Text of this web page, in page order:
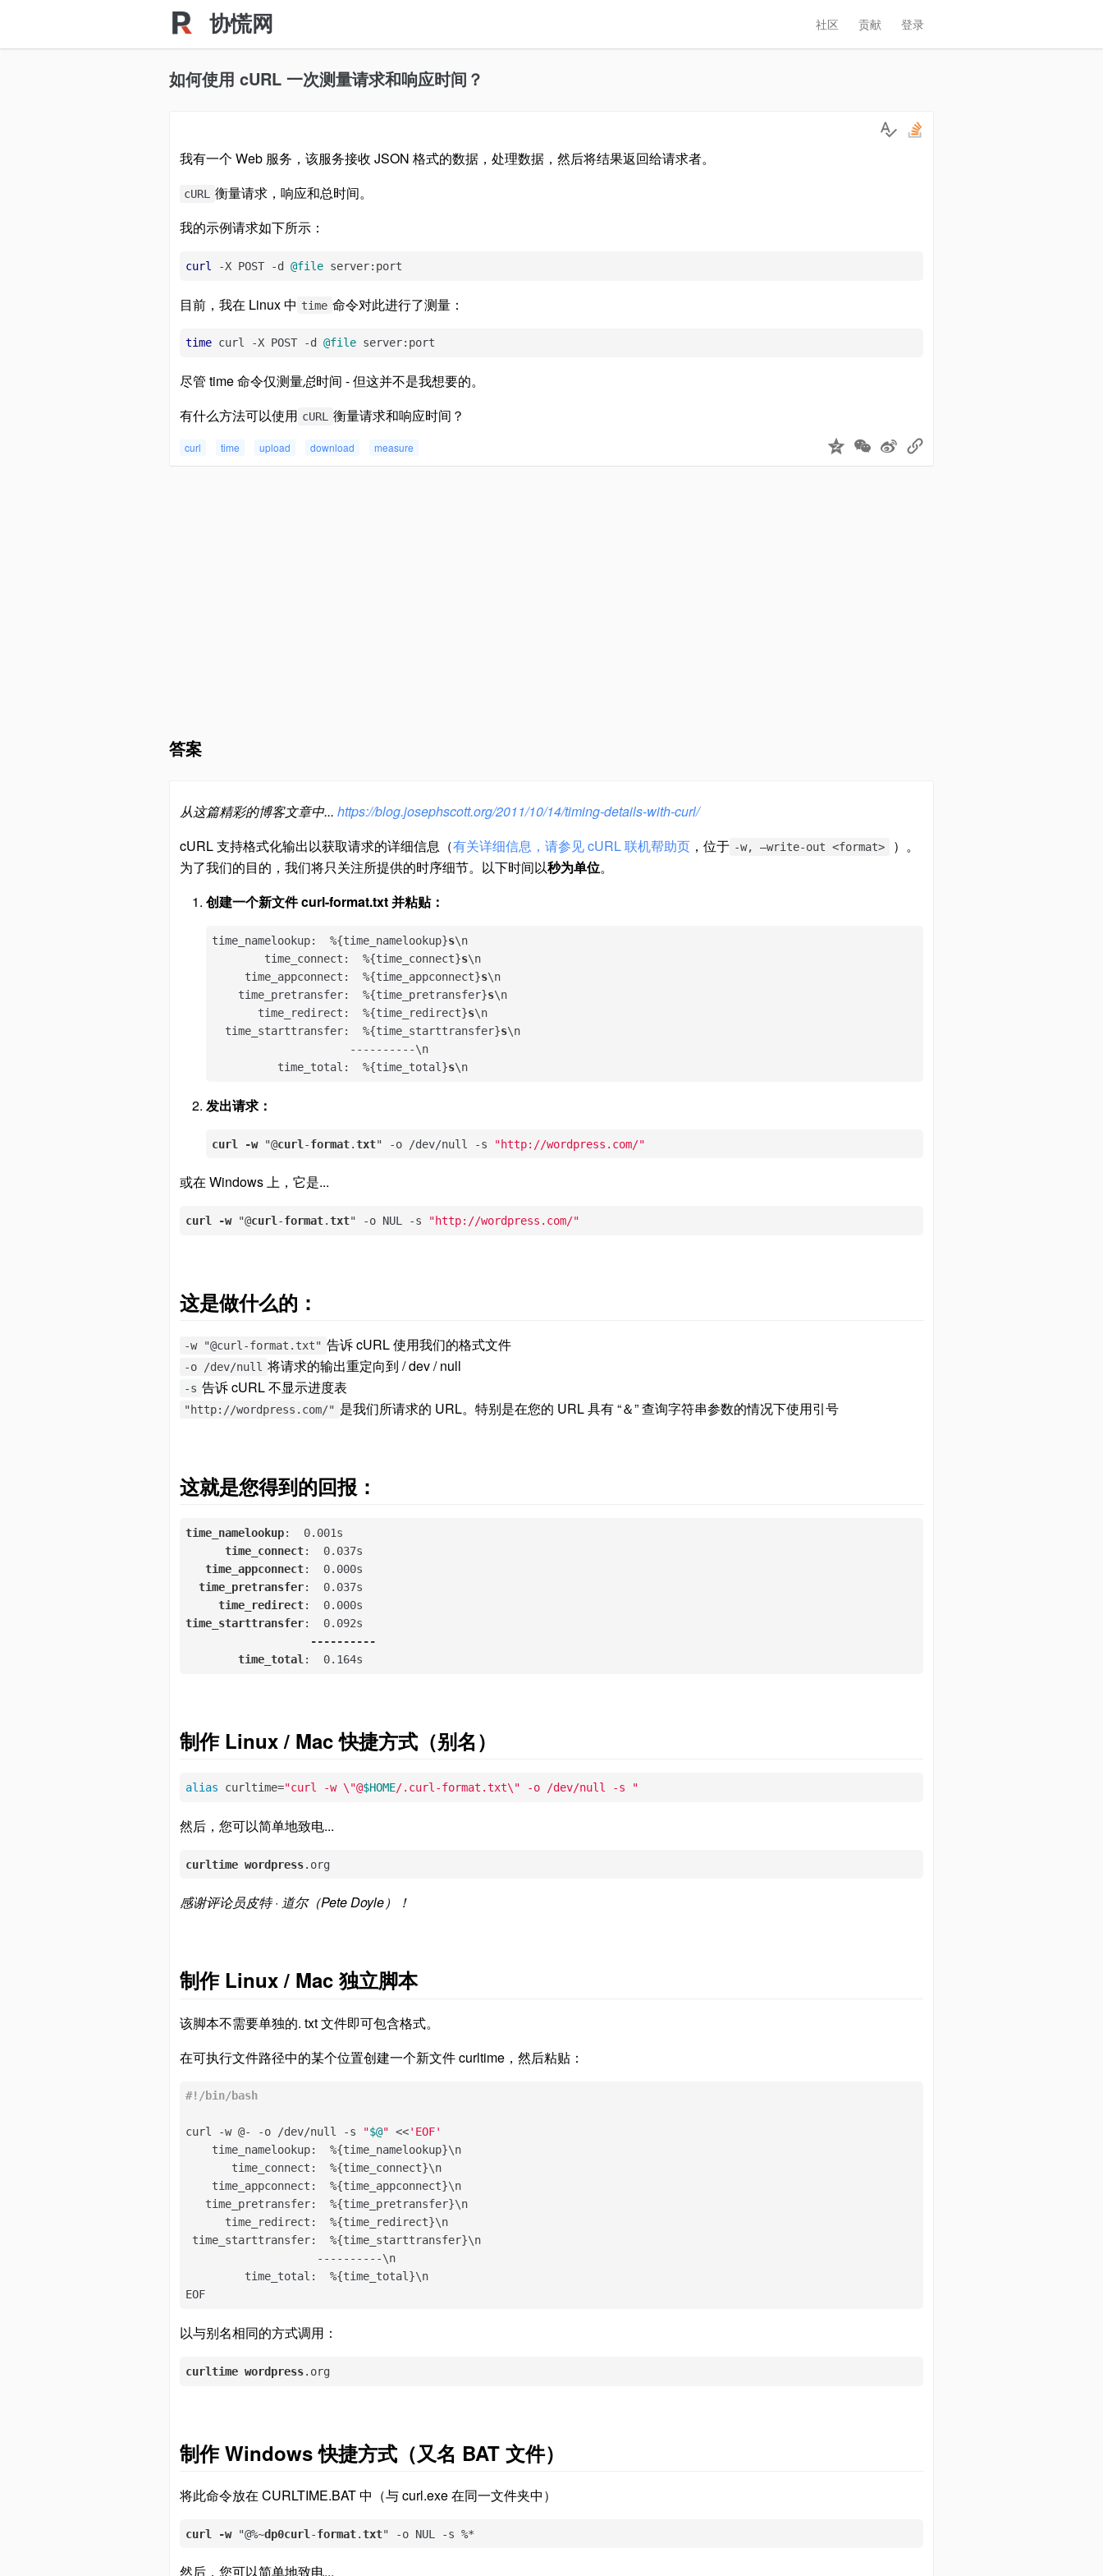
协慌网 登录
贡献
社区
如何使用 cURL 一次测量请求和响应时间？
我有一个 Web 服务，该服务接收 JSON 格式的数据，处理数据，然后将结果返回给请求者。
cURL
衡量请求，响应和总时间。
我的示例请求如下所示：
curl -X POST -d @file server:port
目前，我在 Linux 中 time 命令对此进行了测量：
time curl -X POST -d @file server:port
尽管 time 命令仅测量总时间 - 但这并不是我想要的。
有什么方法可以使用 cURL 衡量请求和响应时间？
curl time upload download measure
答案
从这篇精彩的博客文章中... https://blog.josephscott.org/2011/10/14/timing-details-with-curl/
cURL 支持格式化输出以获取请求的详细信息（有关详细信息，请参见 cURL 联机帮助页 ，位于 -w, –write-out <format>
）。
为了我们的目的，我们将只关注所提供的时序细节。以下时间以秒为单位。
创建一个新文件 curl-format.txt 并粘贴：
time_namelookup:  %{time_namelookup}s\n
        time_connect:  %{time_connect}
s\n
     time_appconnect:  %{time_appconnect}
s\n
    time_pretransfer:  %{time_pretransfer}
s\n
       time_redirect:  %{time_redirect}
s\n
  time_starttransfer:  %{time_starttransfer}
s\n
                     ----------\n
          time_total:  %{time_total}
s\n
发出请求：
curl -w "@curl -format.txt" -o /dev/null -s "http://wordpress.com/"
或在 Windows 上，它是...
curl -w "@curl -format.txt" -o NUL -s "http://wordpress.com/"
这是做什么的：
-w "@curl-format.txt" 告诉 cURL 使用我们的格式文件
-o /dev/null 将请求的输出重定向到 / dev / null
-s 告诉 cURL 不显示进度表
"http://wordpress.com/" 是我们所请求的 URL。特别是在您的 URL 具有 “＆” 查询字符串参数的情况下使用引号
这就是您得到的回报：
time_namelookup:  0.001s
time_connect:  0.037s
time_appconnect:  0.000s
time_pretransfer:  0.037s
time_redirect:  0.000s
time_starttransfer:  0.092s
----------
time_total :  0.164s
制作 Linux / Mac 快捷方式（别名）
alias curltime="curl -w \"@$HOME/.curl-format.txt\" -o /dev/null -s "
然后，您可以简单地致电...
curltime wordpress.org
感谢评论员皮特 · 道尔（Pete Doyle）！
制作 Linux / Mac 独立脚本
该脚本不需要单独的. txt 文件即可包含格式。
在可执行文件路径中的某个位置创建一个新文件 curltime，然后粘贴：
#!/bin/bash
curl -w @- -o /dev/null -s "$@" <<'EOF'
    time_namelookup:  %{time_namelookup}\n
       time_connect:  %{time_connect}\n
    time_appconnect:  %{time_appconnect}\n
   time_pretransfer:  %{time_pretransfer}\n
      time_redirect:  %{time_redirect}\n
time_starttransfer:  %{time_starttransfer}\n
                    ----------\n
         time_total:  %{time_total}\n
EOF
以与别名相同的方式调用：
curltime wordpress.org
制作 Windows 快捷方式（又名 BAT 文件）
将此命令放在 CURLTIME.BAT 中（与 curl.exe 在同一文件夹中）
curl -w "@%~dp0curl -format.txt" -o NUL -s %*
然后，您可以简单地致电...